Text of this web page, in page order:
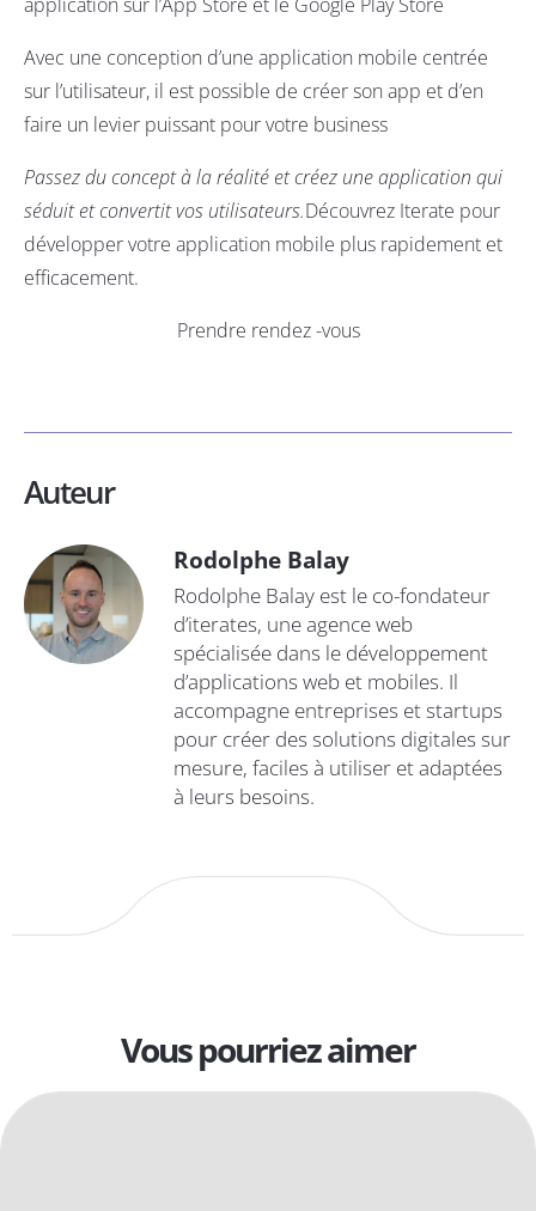
application sur l’App Store et le Google Play Store
Avec une conception d’une application mobile centrée
sur l’utilisateur, il est possible de créer son app et d’en
faire un levier puissant pour votre business
Passez du concept à la réalité et créez une application qui
séduit et convertit vos utilisateurs.Découvrez Iterate pour
développer votre application mobile plus rapidement et
efficacement.
Prendre rendez -vous
Auteur
Rodolphe Balay
Rodolphe Balay est le co-fondateur
d’iterates, une agence web
spécialisée dans le développement
d’applications web et mobiles. Il
accompagne entreprises et startups
pour créer des solutions digitales sur
mesure, faciles à utiliser et adaptées
à leurs besoins.
Vous pourriez aimer